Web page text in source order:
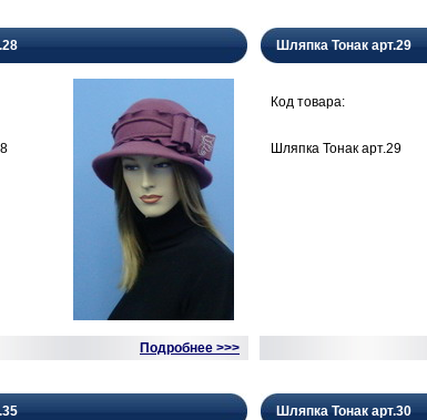
Подробнее >>>
Шляпка Тонак арт.29
Код товара:
Шляпка Тонак арт.29
Шляпка Тонак арт.30